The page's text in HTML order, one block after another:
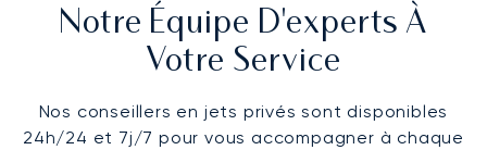
Notre Équipe D'experts À
Votre Service
Nos conseillers en jets privés sont disponibles
24h/24 et 7j/7 pour vous accompagner à chaque